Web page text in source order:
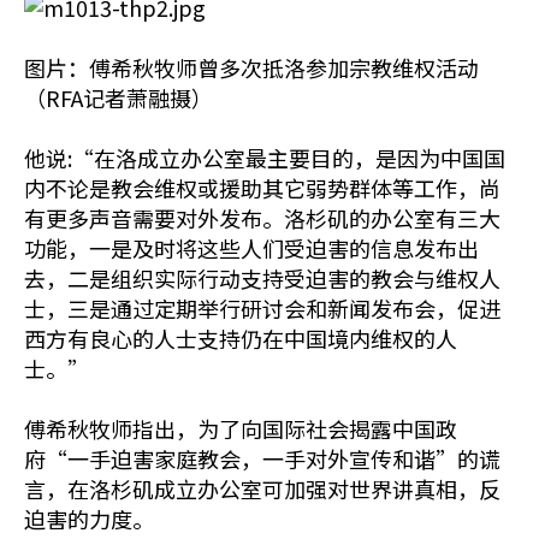
图片：傅希秋牧师曾多次抵洛参加宗教维权活动
（RFA记者萧融摄）
他说:“在洛成立办公室最主要目的，是因为中国国
内不论是教会维权或援助其它弱势群体等工作，尚
有更多声音需要对外发布。洛杉矶的办公室有三大
功能，一是及时将这些人们受迫害的信息发布出
去，二是组织实际行动支持受迫害的教会与维权人
士，三是通过定期举行研讨会和新闻发布会，促进
西方有良心的人士支持仍在中国境内维权的人
士。”
傅希秋牧师指出，为了向国际社会揭露中国政
府“一手迫害家庭教会，一手对外宣传和谐”的谎
言，在洛杉矶成立办公室可加强对世界讲真相，反
迫害的力度。